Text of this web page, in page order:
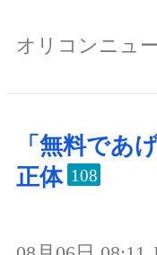
オリコンニュ
「無料であ
正体 108